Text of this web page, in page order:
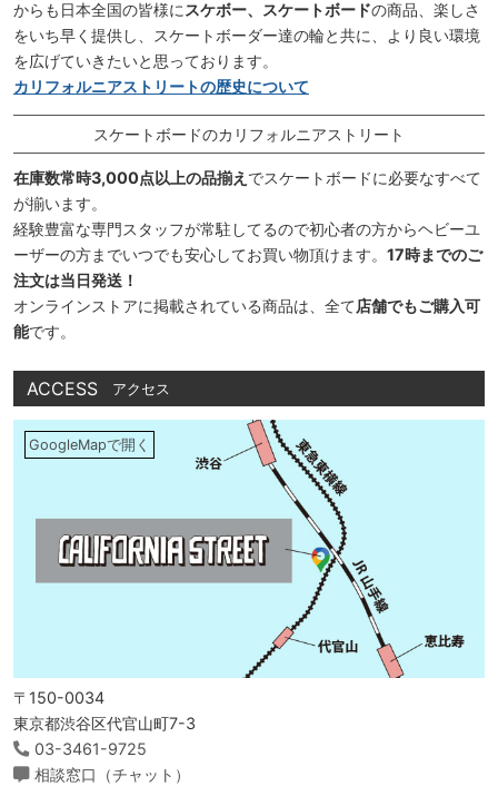
からも日本全国の皆様に スケボー、スケートボードの商品、楽しさ
をいち早く提供し、スケートボーダー達の輪と共に、より良い環境
を広げていきたいと思っております。
カリフォルニアストリートの歴史について
スケートボードのカリフォルニアストリート
在庫数常時3,000点以上の品揃え でスケートボードに必要なすべて
が揃います。
経験豊富な専門スタッフが常駐してるので初心者の方からヘビーユ
ーザーの方までいつでも安心してお買い物頂けます。 17時までのご
注文は当日発送！
オンラインストアに掲載されている商品は、全て店舗でもご購入可
能です。
ACCESS アクセス
GoogleMapで開く
〒150-0034
東京都渋谷区代官山町7-3
03-3461-9725
相談窓口（チャット）